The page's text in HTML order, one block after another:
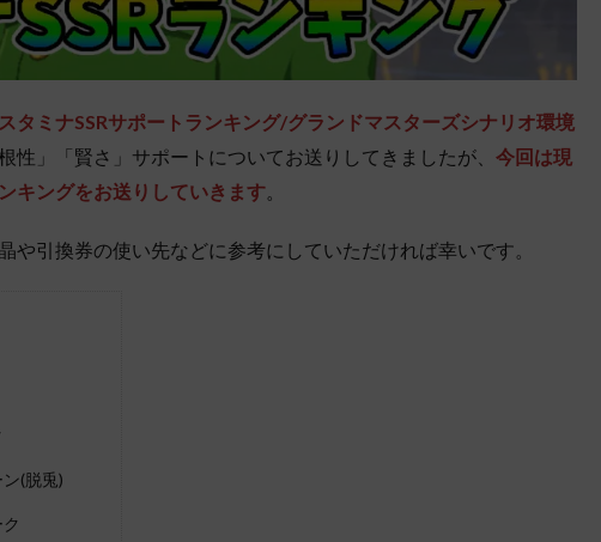
タミナSSRサポート ランキング/グランドマスターズシナリオ環境
性」「賢さ」サポートについてお送りしてきましたが、 今回は現
キングをお送りしていきます。
や引換券の使い先などに参考にしていただければ幸いです。
(脱兎)